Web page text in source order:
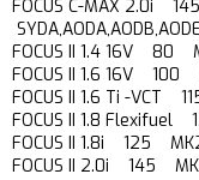
FOCUS C-MAX 2.0i
FOCUS II 1.4 16V 80
FOCUS II 1.6 16V
FOCUS II 1.6 Ti -VCT
FOCUS II 1.8
FOCUS II 1.8i 125
FOCUS II 2.0i 145